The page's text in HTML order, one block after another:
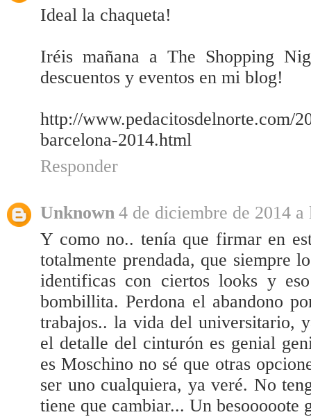
Ideal la chaqueta!
Iréis mañana a The Shopping
descuentos y eventos en mi blog!
http://www.pedacitosdelnorte.com/
barcelona-2014.html
Responder
Unknown 4 de diciembre de 2014 a
Y como no.. tenía que firmar en
totalmente prendada, que siempre
identificas con ciertos looks y
bombillita. Perdona el abandono
trabajos.. la vida del universitario,
el detalle del cinturón es genial
es Moschino no sé que otras
ser uno cualquiera, ya veré. No
tiene que cambiar... Un besooooote